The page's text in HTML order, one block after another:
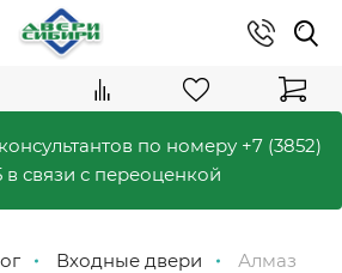
по номеру +7 (3852)
в связи с переоценкой
Входные двери Алмаз